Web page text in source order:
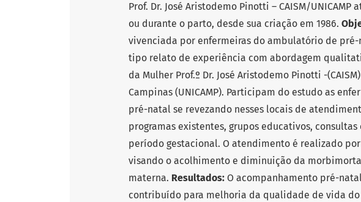
Prof. Dr. José Aristodemo Pinotti – CAISM/
ou durante o parto, desde sua criação em 1986.
vivenciada por enfermeiras do ambulatório de pré-
tipo relato de experiência com abordagem
da Mulher Prof.º Dr. José Aristodemo Pinotti -
Campinas (UNICAMP). Participam do estudo as
pré-natal se revezando nesses locais de
programas existentes, grupos educativos,
período gestacional. O atendimento é realizado
visando o acolhimento e diminuição da
materna. Resultados: O acompanhamento pré-
contribuído para melhoria da qualidade de vida